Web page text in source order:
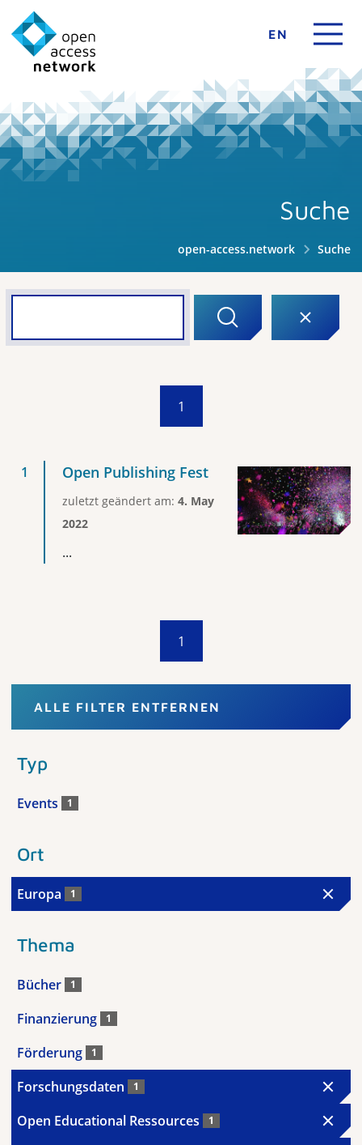
EN
Suche
open-access.network Suche
1
Open Publishing Fest
zuletzt geändert am: 4. May
2022
...
1
ALLE FILTER ENTFERNEN
Typ
Events 1
Ort
Europa 1
Thema
Bücher 1
Finanzierung 1
Förderung 1
Forschungsdaten 1
Open Educational Ressources 1